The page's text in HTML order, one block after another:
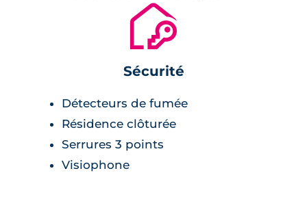
🔐
Sécurité
Détecteurs de fumée
Résidence clôturée
Serrures 3 points
Visiophone